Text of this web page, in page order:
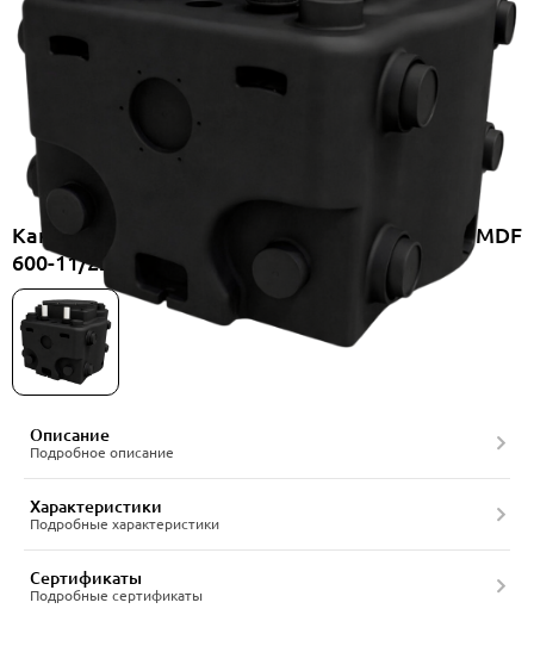
Канализационная насосная станция Onimiq MDF
600-11/220-2BCC-50/4A, артикул 22556614
Описание
Подробное описание
Характеристики
Подробные характеристики
Сертификаты
Подробные сертификаты